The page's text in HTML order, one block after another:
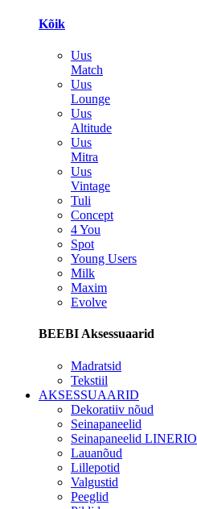
Kõik
Uus
Match
Uus
Lounge
Uus
Altitude
Uus
Mitra
Uus
Vintage
Tuli
Concept
4 You
Spot
Young Users
Milk
Maxim
Evolve
BEEBI Aksessuaarid
Madratsid
Tekstiil
AKSESSUAARID
Dekoratiiv nõud
Seinapaneelid
Seinapaneelid LINERIO
Lauanõud
Lillepotid
Valgustid
Peeglid